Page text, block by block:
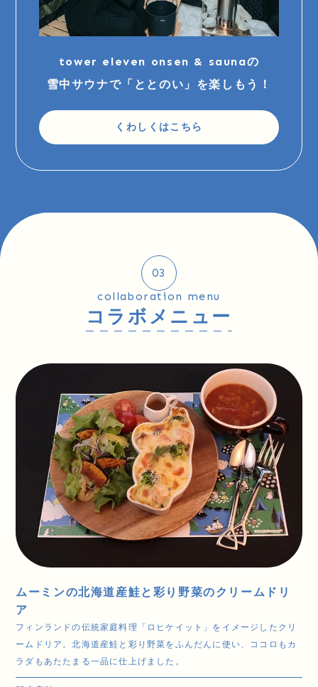
tower eleven onsen & saunaの
雪中サウナで「ととのい」を楽しもう！
くわしくはこちら
03
collaboration menu
コラボメニュー
ムーミンの北海道産鮭と彩り野菜のクリームドリ
ア
フィンランドの伝統家庭料理「ロヒケイット」をイメージしたクリ
ームドリア。北海道産鮭と彩り野菜をふんだんに使い、ココロもカ
ラダもあたたまる一品に仕上げました。